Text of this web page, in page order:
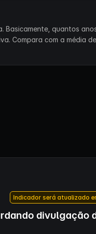
Basicamente, quantos
Compara com a média
Indicador será atualizado
divulgação